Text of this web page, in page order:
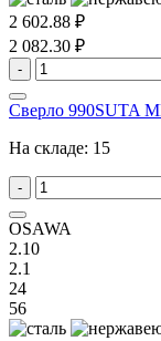
2 602.88 ₽
2 082.30 ₽
-
Сверло 990SUTA
На складе: 15
-
OSAWA
2.10
2.1
24
56